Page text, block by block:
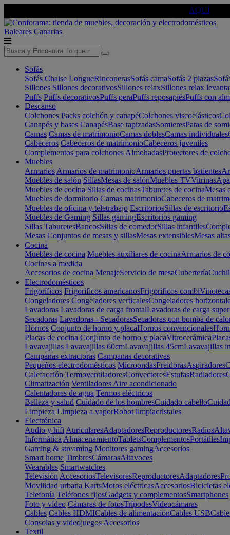
AQUÍ
Baleares Canarias
Sofás
Sofás Chaise LongueRinconerasSofás camaSofás 2 plazas
Sillones Sillones decorativosSillones relaxSillones relax
Puffs Puffs decorativosPuffs peraPuffs reposapiésPuffs con
Descanso
Colchones Packs colchón y canapéColchones viscoelásticos
Canapés y bases CanapésBase tapizadasSomieresPatas de
Camas Camas de matrimonioCamas doblesCamas individuales
Cabeceros Cabeceros de matrimonioCabeceros juveniles
Complementos para colchones AlmohadasProtectores de
Muebles
Armarios Armarios de matrimonioArmarios puertas batientes
Muebles de salón SillasMesas de salónMuebles TVVitrinas
Muebles de cocina Sillas de cocinasTaburetes de cocinaMesas
Muebles de dormitorio Camas matrimonioCabeceros de
Muebles de oficina y teletrabajo EscritoriosSillas de escritorio
Muebles de Gaming Sillas gamingEscritorios gaming
Sillas TaburetesBancosSillas de comedorSillas infantiles
Mesas Conjuntos de mesas y sillasMesas extensiblesMesas
Cocina
Muebles de cocina Muebles auxiliares de cocinaArmarios de
Cocinas a medida
Accesorios de cocina MenajeServicio de mesaCubertería
Electrodomésticos
Frigoríficos Frigoríficos americanosFrigoríficos combi
Congeladores Congeladores verticalesCongeladores
Lavadoras Lavadoras de carga frontalLavadoras de carga
Secadoras Lavadoras - SecadorasSecadoras con bomba de
Hornos Conjunto de horno y placaHornos convencionales
Placas de cocina Conjunto de horno y placaVitrocerámica
Lavavajillas Lavavajillas 60cmLavavajillas 45cmLavavajillas
Campanas extractoras Campanas decorativas
Pequeños electrodomésticos MicroondasFreidorasAspiradores
Calefacción TermoventiladoresConvectoresEstufasRadiadores
Climatización Ventiladores Aire acondicionado
Calentadores de agua Termos eléctricos
Belleza y salud Cuidado de los hombresCuidado cabello
Limpieza Limpieza a vaporRobot limpiacristales
Electrónica
Audio y hifi AuricularesAdaptadoresReproductoresRadios
Informática AlmacenamientoTabletsComplementosPortátiles
Gaming & streaming Monitores gamingAccesorios
Smart home TimbresCámarasAltavoces
Wearables Smartwatches
Televisión AccesoriosTelevisoresReproductoresAdaptadores
Movilidad urbana KartsMotos eléctricasAccesoriosBicicletas
Telefonía Teléfonos fijosGadgets y complementosSmartphones
Foto y vídeo Cámaras de fotosTrípodesVideocámaras
Cables Cables HDMICables de alimentaciónCables USB
Consolas y videojuegos Accesorios
Textil